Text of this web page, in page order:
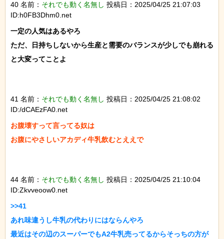
40 名前： それでも動く名無し 投稿日：2025/04/25 21:07:03
ID:h0FB3Dhm0.net
一定の人気はあるやろ
ただ、日持ちしないから生産と需要のバランスが少しでも崩れる
と大変ってことよ
41 名前： それでも動く名無し 投稿日：2025/04/25 21:08:02
ID:/dCAEzFA0.net
お腹壊すって言ってる奴は
お腹にやさしいアカディ牛乳飲むとええで
44 名前： それでも動く名無し 投稿日：2025/04/25 21:10:04
ID:Zkvveoow0.net
>>41
あれ味違うし牛乳の代わりにはならんやろ
最近はその辺のスーパーでもA2牛乳売ってるからそっちの方が